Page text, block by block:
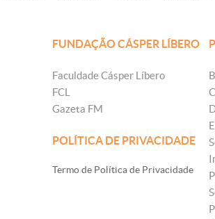
FUNDAÇÃO CÁSPER LÍBERO
Faculdade Cásper Líbero
FCL
Gazeta FM
POLÍTICA DE PRIVACIDADE
Termo de Política de Privacidade